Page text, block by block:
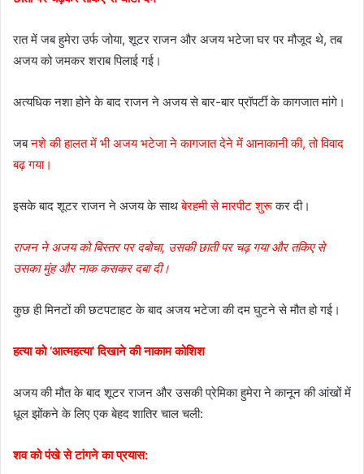
रात में जब हुमेरा उर्फ जोया, शूटर राजन और अजय भटेजा घर पर मौजूद थे, तब
अजय को जमकर शराब पिलाई गई।
अत्यधिक नशा होने के बाद राजन ने अजय से बार-बार प्रॉपर्टी के कागजात मांगे।
जबनशे की हालत में भी अजय भटेजा ने कागजात देने में आनाकानी की, तो विवाद
बढ़ गया।
इसके बाद शूटर राजन ने अजय के साथबेरहमी से मारपीट शुरूकर दी।
राजन ने अजय को बिस्तर पर दबोचा, उसकी छाती पर चढ़ गया और तकिए से
उसका मुंह और नाक कसकर दबा दी।
कुछ ही मिनटों की छटपटाहट के बाद अजय भटेजा की दम घुटने से मौत हो गई।
हत्या को ‘आत्महत्या’ दिखाने की नाकाम कोशिश
अजय की मौत के बाद शूटर राजन और उसकी प्रेमिका हुमेरा ने कानून की आंखों में
धूल झोंकने के लिए एक बेहद शातिर चाल चली:
शव को पंखे से टांगने का प्रयास: